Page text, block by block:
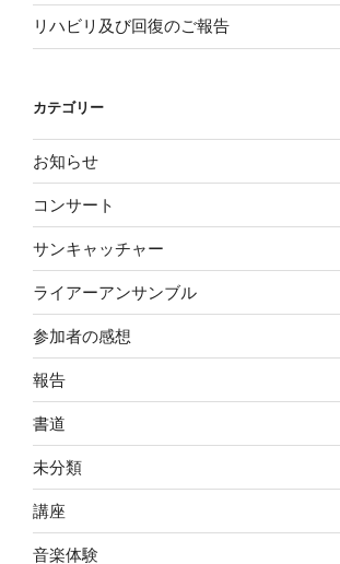
リハビリ及び回復のご報告
カテゴリー
お知らせ
コンサート
サンキャッチャー
ライアーアンサンブル
参加者の感想
報告
書道
未分類
講座
音楽体験